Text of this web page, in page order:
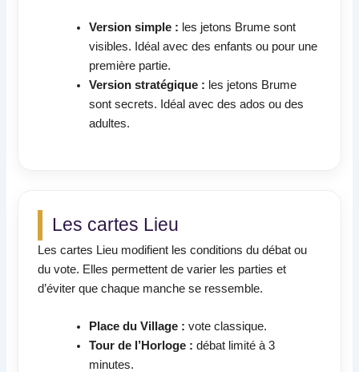
Version simple : les jetons Brume sont
visibles. Idéal avec des enfants ou pour une
première partie.
Version stratégique : les jetons Brume
sont secrets. Idéal avec des ados ou des
adultes.
Les cartes Lieu
Les cartes Lieu modifient les conditions du débat ou
du vote. Elles permettent de varier les parties et
d’éviter que chaque manche se ressemble.
Place du Village : vote classique.
Tour de l’Horloge : débat limité à 3
minutes.